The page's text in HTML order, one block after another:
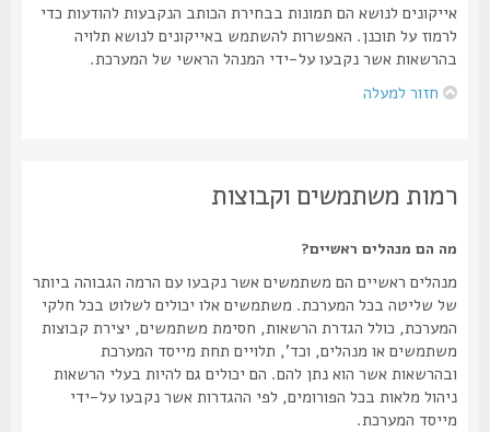
אייקונים לנושא הם תמונות בבחירת הכותב הנקבעות להודעות כדי
לרמוז על תוכנן. האפשרות להשתמש באייקונים לנושא תלויה
בהרשאות אשר נקבעו על-ידי המנהל הראשי של המערכת.
חזור למעלה
רמות משתמשים וקבוצות
מה הם מנהלים ראשיים?
מנהלים ראשיים הם משתמשים אשר נקבעו עם הרמה הגבוהה ביותר
של שליטה בכל המערכת. משתמשים אלו יכולים לשלוט בכל חלקי
המערכת, כולל הגדרת הרשאות, חסימת משתמשים, יצירת קבוצות
משתמשים או מנהלים, וכד', תלויים תחת מייסד המערכת
ובהרשאות אשר הוא נתן להם. הם יכולים גם להיות בעלי הרשאות
ניהול מלאות בכל הפורומים, לפי ההגדרות אשר נקבעו על-ידי
מייסד המערכת.